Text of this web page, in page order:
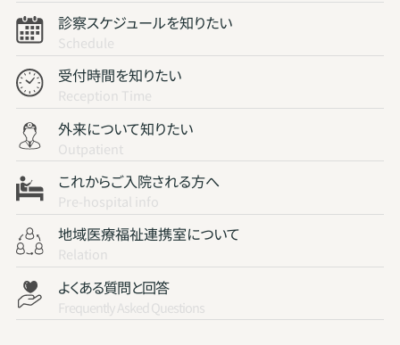
診察スケジュールを知りたい
Schedule
受付時間を知りたい
Reception Time
外来について知りたい
Outpatient
これからご入院される方へ
Pre-hospital info
地域医療福祉連携室について
Relation
よくある質問と回答
Frequently Asked Questions